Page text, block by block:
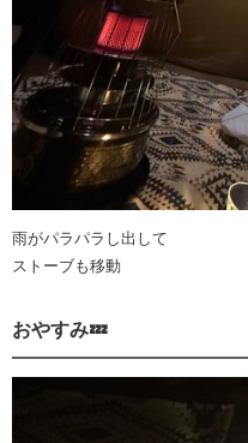
雨がパラパラし出して
ストーブも移動
おやすみ💤